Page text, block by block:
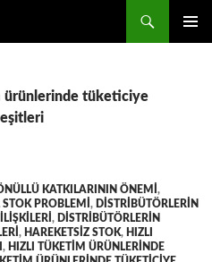
ürünlerinde tüketiciye
KATKILARININ ÖNEMI ,
PROBLEMI , DISTRIBÜTÖRLERIN
, DISTRIBÜTÖRLERIN
, HAREKETSIZ STOK, HIZLI
, HIZLI TÜKETIM ÜRÜNLERINDE